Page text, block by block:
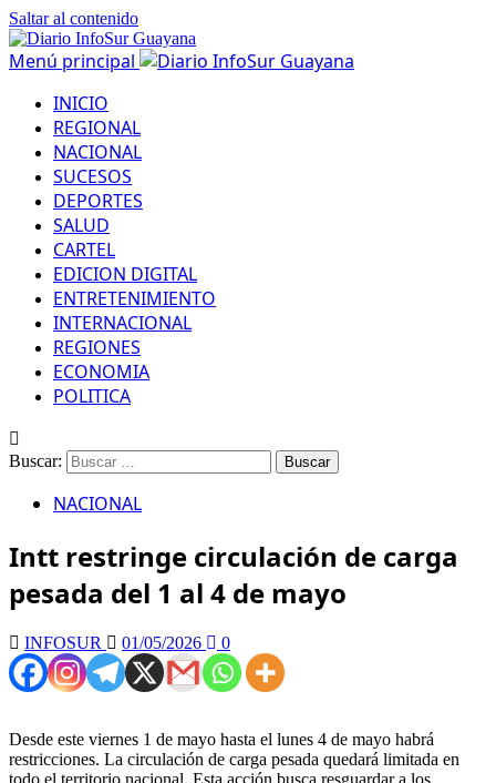
Saltar al contenido
Menú principal
INICIO
REGIONAL
NACIONAL
SUCESOS
DEPORTES
SALUD
CARTEL
EDICION DIGITAL
ENTRETENIMIENTO
INTERNACIONAL
REGIONES
ECONOMIA
POLITICA
Buscar:
NACIONAL
Intt restringe circulación de carga
pesada del 1 al 4 de mayo
INFOSUR 01/05/2026 0
Desde este viernes 1 de mayo hasta el lunes 4 de mayo habrá
restricciones. La circulación de carga pesada quedará limitada en
todo el territorio nacional. Esta acción busca resguardar a los